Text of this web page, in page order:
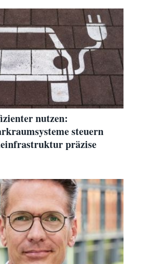
nutzen:
steuern
präzise